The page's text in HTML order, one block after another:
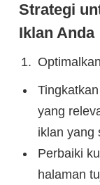
Strategi
Iklan Anda
yang
iklan yang
Perbaiki
halaman